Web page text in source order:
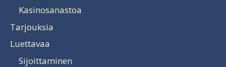
Kasinosanastoa
Tarjouksia
Luettavaa
Sijoittaminen